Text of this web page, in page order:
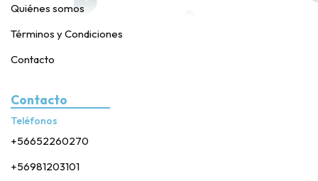
Quiénes somos
Términos y Condiciones
Contacto
Contacto
Teléfonos
+56652260270
+56981203101